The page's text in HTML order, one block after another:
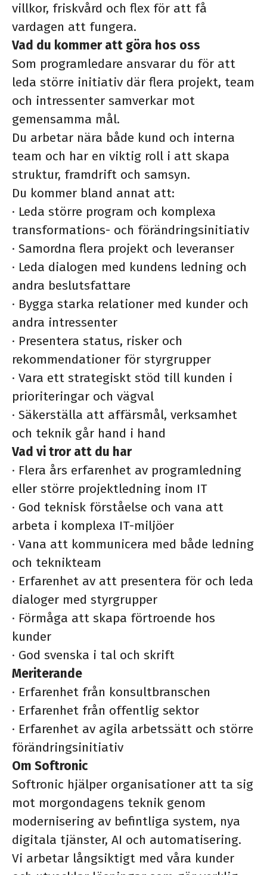
villkor, friskvård och flex för att få
vardagen att fungera.
Vad du kommer att göra hos oss
Som programledare ansvarar du för att
leda större initiativ där flera projekt, team
och intressenter samverkar mot
gemensamma mål.
Du arbetar nära både kund och interna
team och har en viktig roll i att skapa
struktur, framdrift och samsyn.
Du kommer bland annat att:
· Leda större program och komplexa
transformations- och förändringsinitiativ
· Samordna flera projekt och leveranser
· Leda dialogen med kundens ledning och
andra beslutsfattare
· Bygga starka relationer med kunder och
andra intressenter
· Presentera status, risker och
rekommendationer för styrgrupper
· Vara ett strategiskt stöd till kunden i
prioriteringar och vägval
· Säkerställa att affärsmål, verksamhet
och teknik går hand i hand
Vad vi tror att du har
· Flera års erfarenhet av programledning
eller större projektledning inom IT
· God teknisk förståelse och vana att
arbeta i komplexa IT-miljöer
· Vana att kommunicera med både ledning
och teknikteam
· Erfarenhet av att presentera för och leda
dialoger med styrgrupper
· Förmåga att skapa förtroende hos
kunder
· God svenska i tal och skrift
Meriterande
· Erfarenhet från konsultbranschen
· Erfarenhet från offentlig sektor
· Erfarenhet av agila arbetssätt och större
förändringsinitiativ
Om Softronic
Softronic hjälper organisationer att ta sig
mot morgondagens teknik genom
modernisering av befintliga system, nya
digitala tjänster, AI och automatisering.
Vi arbetar långsiktigt med våra kunder